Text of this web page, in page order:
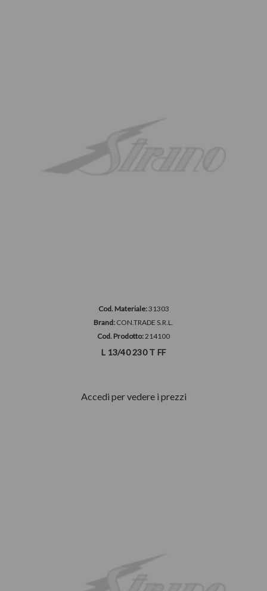
Cod. Materiale:31303
Brand: CON.TRADE S.R.L.
Cod. Prodotto: 214100
L 13/40 230 T FF
Accedi per vedere i prezzi